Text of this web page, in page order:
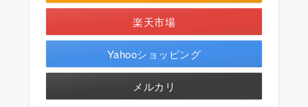
楽天市場
Yahooショッピング
メルカリ